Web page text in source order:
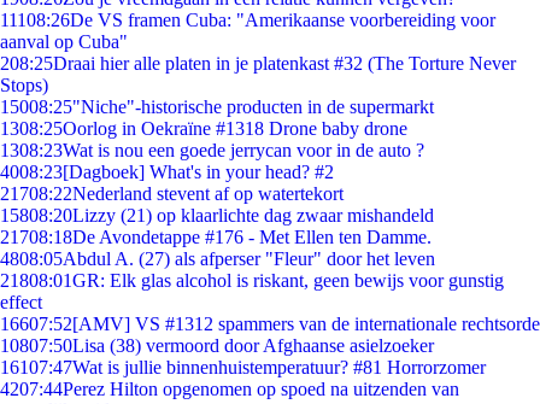
11108:26De VS framen Cuba: "Amerikaanse voorbereiding voor
aanval op Cuba"
208:25Draai hier alle platen in je platenkast #32 (The Torture Never
Stops)
15008:25"Niche"-historische producten in de supermarkt
1308:25Oorlog in Oekraïne #1318 Drone baby drone
1308:23Wat is nou een goede jerrycan voor in de auto ?
4008:23[Dagboek] What's in your head? #2
21708:22Nederland stevent af op watertekort
15808:20Lizzy (21) op klaarlichte dag zwaar mishandeld
21708:18De Avondetappe #176 - Met Ellen ten Damme.
4808:05Abdul A. (27) als afperser "Fleur" door het leven
21808:01GR: Elk glas alcohol is riskant, geen bewijs voor gunstig
effect
16607:52[AMV] VS #1312 spammers van de internationale rechtsorde
10807:50Lisa (38) vermoord door Afghaanse asielzoeker
16107:47Wat is jullie binnenhuistemperatuur? #81 Horrorzomer
4207:44Perez Hilton opgenomen op spoed na uitzenden van